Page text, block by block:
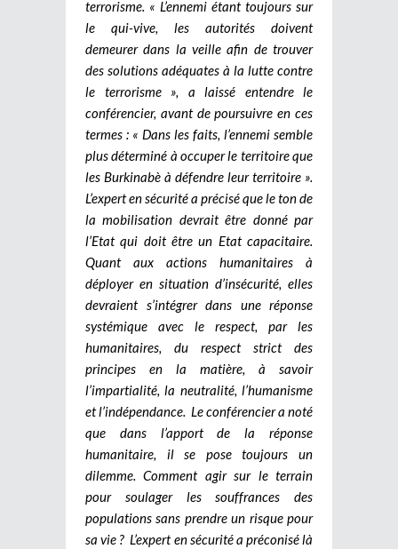
terrorisme. « L’ennemi étant toujours sur
le qui-vive, les autorités doivent
demeurer dans la veille afin de trouver
des solutions adéquates à la lutte contre
le terrorisme », a laissé entendre le
conférencier, avant de poursuivre en ces
termes : « Dans les faits, l’ennemi semble
plus déterminé à occuper le territoire que
les Burkinabè à défendre leur territoire ».
L’expert en sécurité a précisé que le ton de
la mobilisation devrait être donné par
l’Etat qui doit être un Etat capacitaire.
Quant aux actions humanitaires à
déployer en situation d’insécurité, elles
devraient s’intégrer dans une réponse
systémique avec le respect, par les
humanitaires, du respect strict des
principes en la matière, à savoir
l’impartialité, la neutralité, l’humanisme
et l’indépendance. Le conférencier a noté
que dans l’apport de la réponse
humanitaire, il se pose toujours un
dilemme. Comment agir sur le terrain
pour soulager les souffrances des
populations sans prendre un risque pour
sa vie ? L’expert en sécurité a préconisé là